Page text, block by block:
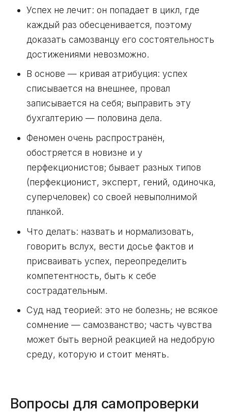
Успех не лечит: он попадает в цикл, где
каждый раз обесценивается, поэтому
доказать самозванцу его состоятельность
достижениями невозможно.
В основе — кривая атрибуция: успех
списывается на внешнее, провал
записывается на себя; выправить эту
бухгалтерию — половина дела.
Феномен очень распространён,
обостряется в новизне и у
перфекционистов; бывает разных типов
(перфекционист, эксперт, гений, одиночка,
суперчеловек) со своей невыполнимой
планкой.
Что делать: назвать и нормализовать,
говорить вслух, вести досье фактов и
присваивать успех, переопределить
компетентность, быть к себе
сострадательным.
Суд над теорией: это не болезнь; не всякое
сомнение — самозванство; часть чувства
может быть верной реакцией на недобрую
среду, которую и стоит менять.
Вопросы для самопроверки